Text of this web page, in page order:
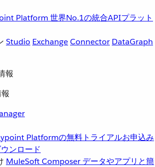
Platform 世界No.1の統合APIプラット
Studio ExchangeConnector DataGraph
報
Platformの無料トライアルお申込み
ンロード
MuleSoft Composer データやアプリと簡